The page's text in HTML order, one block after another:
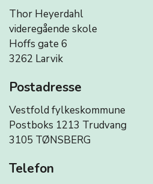
Thor Heyerdahl
videregående skole
Hoffs gate 6
3262 Larvik
Postadresse
Vestfold fylkeskommune
Postboks 1213 Trudvang
3105 TØNSBERG
Telefon